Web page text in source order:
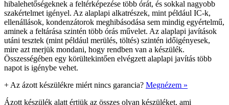
hibalehetőségeknek a feltérképezése több órát, és sokkal nagyobb
szakértelmet igényel. Az alaplapi alkatrészek, mint például IC-k,
ellenállások, kondenzátorok meghibásodása sem mindig egyértelmű,
aminek a feltárása szintén több órás művelet. Az alaplapi javítások
utáni tesztek (mint például merülés, töltés) szintén időigényesek,
mire azt merjük mondani, hogy rendben van a készülék.
Összességében egy körültekintően elvégzett alaplapi javítás több
napot is igénybe vehet.
+ Az ázott készülékre miért nincs garancia? Megnézem »
Ázott készülék alatt értjük az összes olyan készüléket, ami